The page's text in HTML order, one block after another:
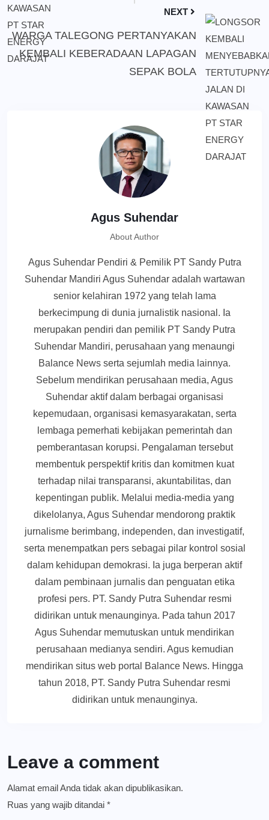
NEXT
WARGA TALEGONG PERTANYAKAN
KEMBALI KEBERADAAN LAPAGAN
SEPAK BOLA
Agus Suhendar
About Author
Agus Suhendar Pendiri & Pemilik PT Sandy Putra
Suhendar Mandiri Agus Suhendar adalah wartawan
senior kelahiran 1972 yang telah lama
berkecimpung di dunia jurnalistik nasional. Ia
merupakan pendiri dan pemilik PT Sandy Putra
Suhendar Mandiri, perusahaan yang menaungi
Balance News serta sejumlah media lainnya.
Sebelum mendirikan perusahaan media, Agus
Suhendar aktif dalam berbagai organisasi
kepemudaan, organisasi kemasyarakatan, serta
lembaga pemerhati kebijakan pemerintah dan
pemberantasan korupsi. Pengalaman tersebut
membentuk perspektif kritis dan komitmen kuat
terhadap nilai transparansi, akuntabilitas, dan
kepentingan publik. Melalui media-media yang
dikelolanya, Agus Suhendar mendorong praktik
jurnalisme berimbang, independen, dan investigatif,
serta menempatkan pers sebagai pilar kontrol sosial
dalam kehidupan demokrasi. Ia juga berperan aktif
dalam pembinaan jurnalis dan penguatan etika
profesi pers. PT. Sandy Putra Suhendar resmi
didirikan untuk menaunginya. Pada tahun 2017
Agus Suhendar memutuskan untuk mendirikan
perusahaan medianya sendiri. Agus kemudian
mendirikan situs web portal Balance News. Hingga
tahun 2018, PT. Sandy Putra Suhendar resmi
didirikan untuk menaunginya.
Leave a comment
Alamat email Anda tidak akan dipublikasikan.
Ruas yang wajib ditandai *